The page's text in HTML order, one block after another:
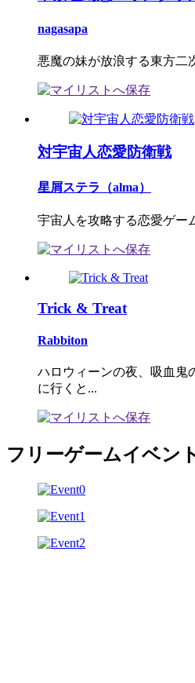
nagasapa
悪魔の妹が放浪する東方二
対宇宙人恋愛防衛戦
星屑ステラ（alma）
宇宙人を攻略する恋愛ゲー
Trick & Treat
Rabbiton
ハロウィーンの夜、吸血鬼
に行くと...
フリーゲームイベン